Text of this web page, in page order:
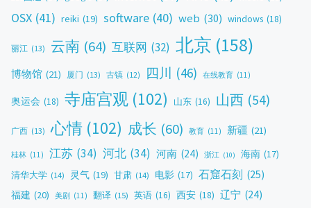
OSX (41) reiki (19) software (40) web (30) windows (18)
丽江 (13) 云南 (64) 互联网 (32) 北京 (158)
博物馆 (21) 厦门 (13) 古镇 (12) 四川 (46) 在线教育 (11)
奥运会 (18) 寺庙宫观 (102) 山东 (16) 山西 (54)
广西 (13) 心情 (102) 成长 (60) 教育 (11) 新疆 (21)
桂林 (11) 江苏 (34) 河北 (34) 河南 (24) 浙江 (10) 海南 (17)
清华大学 (14) 灵气 (19) 甘肃 (14) 电影 (17) 石窟石刻 (25)
福建 (20) 美剧 (11) 翻译 (15) 英语 (16) 西安 (18) 辽宁 (24)